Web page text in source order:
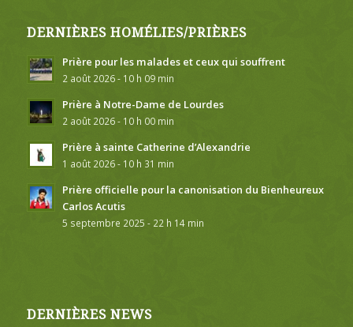
DERNIÈRES HOMÉLIES/PRIÈRES
Prière pour les malades et ceux qui souffrent
2 août 2026 - 10 h 09 min
Prière à Notre-Dame de Lourdes
2 août 2026 - 10 h 00 min
Prière à sainte Catherine d’Alexandrie
1 août 2026 - 10 h 31 min
Prière officielle pour la canonisation du Bienheureux
Carlos Acutis
5 septembre 2025 - 22 h 14 min
DERNIÈRES NEWS